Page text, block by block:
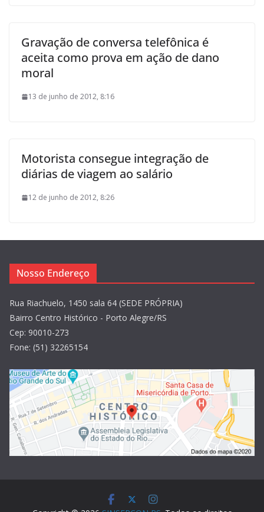
Gravação de conversa telefônica é
aceita como prova em ação de dano
moral
13 de junho de 2012, 8:16
Motorista consegue integração de
diárias de viagem ao salário
12 de junho de 2012, 8:26
Nosso Endereço
Rua Riachuelo, 1450 sala 64 (SEDE PRÓPRIA)
Bairro Centro Histórico - Porto Alegre/RS
Cep: 90010-273
Fone: (51) 32265154